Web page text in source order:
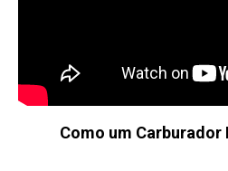
Como um Carburador